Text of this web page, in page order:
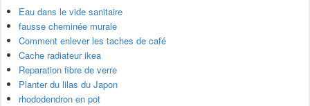
Eau dans le vide sanitaire
fausse cheminée murale
Comment enlever les taches de café
Cache radiateur ikea
Reparation fibre de verre
Planter du lilas du Japon
rhododendron en pot